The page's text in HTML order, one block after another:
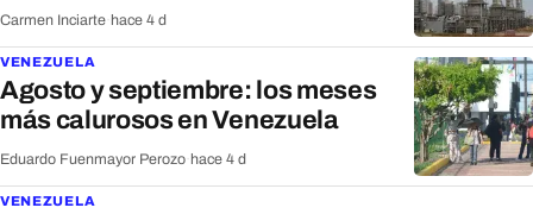
Carmen Inciarte hace 4 d
VENEZUELA
Agosto y septiembre: los meses
más calurosos en Venezuela
Eduardo Fuenmayor Perozo hace 4 d
VENEZUELA